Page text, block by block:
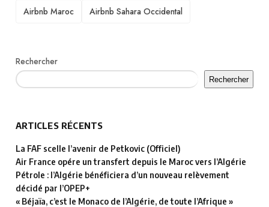
TAGS
Airbnb Maroc Airbnb Sahara Occidental
Rechercher
Rechercher
ARTICLES RÉCENTS
La FAF scelle l’avenir de Petkovic (Officiel)
Air France opére un transfert depuis le Maroc vers l’Algérie
Pétrole : l’Algérie bénéficiera d’un nouveau relèvement
décidé par l’OPEP+
« Béjaïa, c’est le Monaco de l’Algérie, de toute l’Afrique »